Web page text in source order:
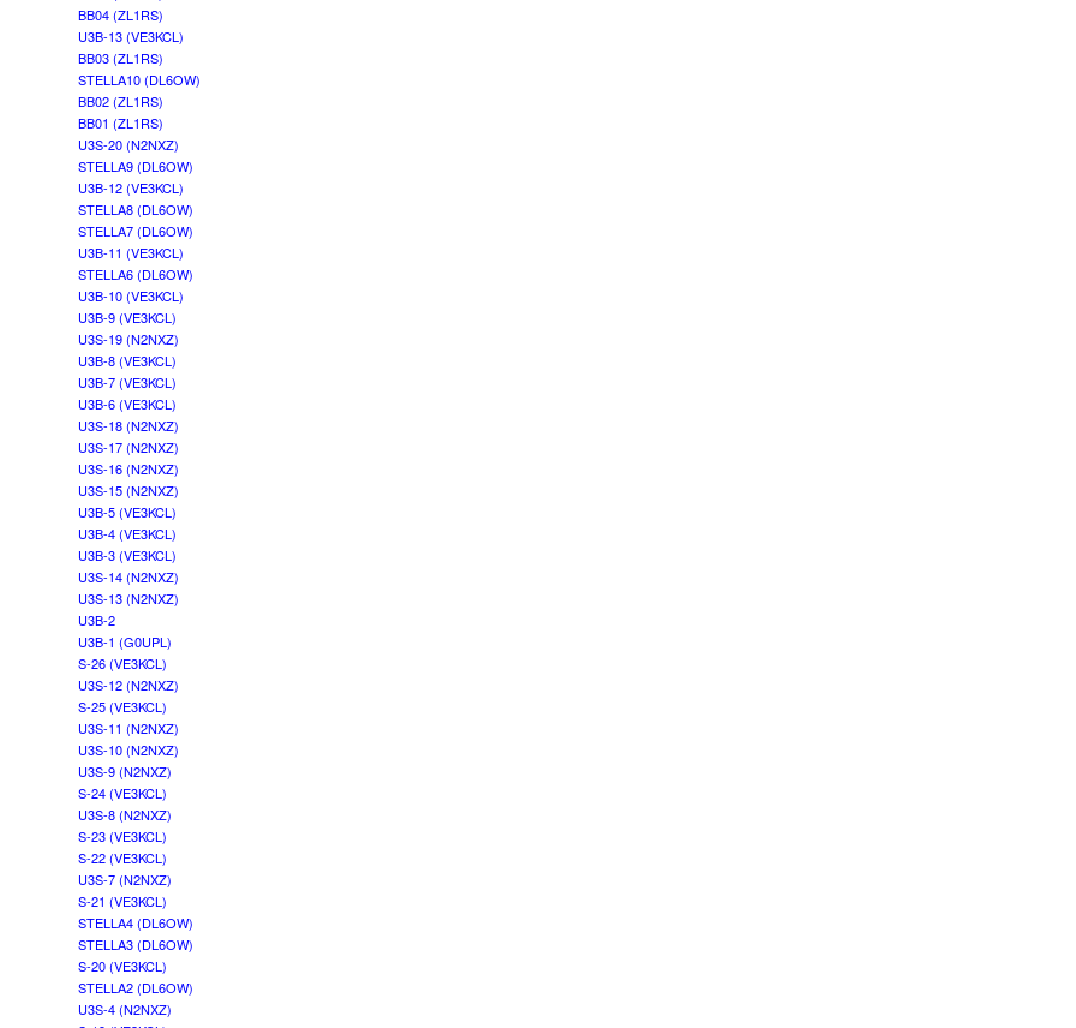
BB04 (ZL1RS)
U3B-13 (VE3KCL)
BB03 (ZL1RS)
STELLA10 (DL6OW)
BB02 (ZL1RS)
BB01 (ZL1RS)
U3S-20 (N2NXZ)
STELLA9 (DL6OW)
U3B-12 (VE3KCL)
STELLA8 (DL6OW)
STELLA7 (DL6OW)
U3B-11 (VE3KCL)
STELLA6 (DL6OW)
U3B-10 (VE3KCL)
U3B-9 (VE3KCL)
U3S-19 (N2NXZ)
U3B-8 (VE3KCL)
U3B-7 (VE3KCL)
U3B-6 (VE3KCL)
U3S-18 (N2NXZ)
U3S-17 (N2NXZ)
U3S-16 (N2NXZ)
U3S-15 (N2NXZ)
U3B-5 (VE3KCL)
U3B-4 (VE3KCL)
U3B-3 (VE3KCL)
U3S-14 (N2NXZ)
U3S-13 (N2NXZ)
U3B-2
U3B-1 (G0UPL)
S-26 (VE3KCL)
U3S-12 (N2NXZ)
S-25 (VE3KCL)
U3S-11 (N2NXZ)
U3S-10 (N2NXZ)
U3S-9 (N2NXZ)
S-24 (VE3KCL)
U3S-8 (N2NXZ)
S-23 (VE3KCL)
S-22 (VE3KCL)
U3S-7 (N2NXZ)
S-21 (VE3KCL)
STELLA4 (DL6OW)
STELLA3 (DL6OW)
S-20 (VE3KCL)
STELLA2 (DL6OW)
U3S-4 (N2NXZ)